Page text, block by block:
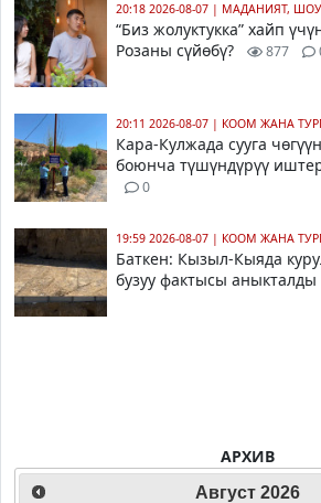
20:18 2026-08-07 | МАДАНИЯТ,
“Биз жолуктукка” хайп
Розаны сүйөбү?
877
20:11 2026-08-07 | КООМ ЖАНА
Кара-Кулжада сууга
боюнча түшүндүрүү
0
19:59 2026-08-07 | КООМ ЖАНА
Баткен: Кызыл-Кыяда
бузуу фактысы аныкталды
АРХИВ
Август 2026